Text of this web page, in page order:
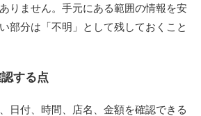
りません。手元にある範囲の情報を安
部分は「不明」として残しておくこと
する点
日付、時間、店名、金額を確認できる